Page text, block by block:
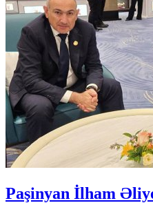
Paşinyan İlham